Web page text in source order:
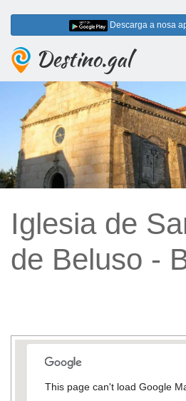
Descarga a nosa
Destino.gal
Iglesia de
de Beluso -
This page can't load Google